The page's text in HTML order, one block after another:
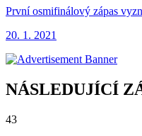
První osmifinálový zápas
20. 1. 2021
NÁSLEDUJÍCÍ
43